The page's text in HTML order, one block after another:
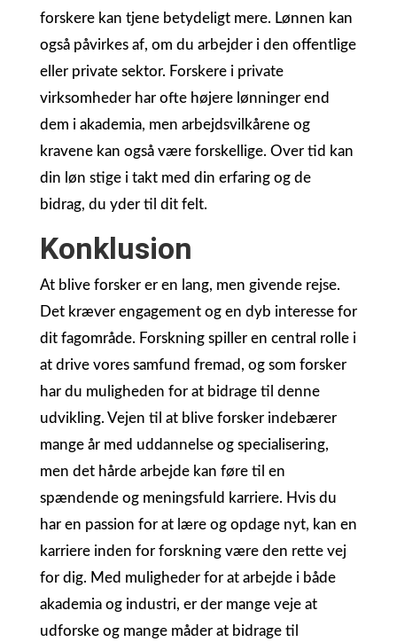
forskere kan tjene betydeligt mere. Lønnen kan
også påvirkes af, om du arbejder i den offentlige
eller private sektor. Forskere i private
virksomheder har ofte højere lønninger end
dem i akademia, men arbejdsvilkårene og
kravene kan også være forskellige. Over tid kan
din løn stige i takt med din erfaring og de
bidrag, du yder til dit felt.
Konklusion
At blive forsker er en lang, men givende rejse.
Det kræver engagement og en dyb interesse for
dit fagområde. Forskning spiller en central rolle i
at drive vores samfund fremad, og som forsker
har du muligheden for at bidrage til denne
udvikling. Vejen til at blive forsker indebærer
mange år med uddannelse og specialisering,
men det hårde arbejde kan føre til en
spændende og meningsfuld karriere. Hvis du
har en passion for at lære og opdage nyt, kan en
karriere inden for forskning være den rette vej
for dig. Med muligheder for at arbejde i både
akademia og industri, er der mange veje at
udforske og mange måder at bidrage til